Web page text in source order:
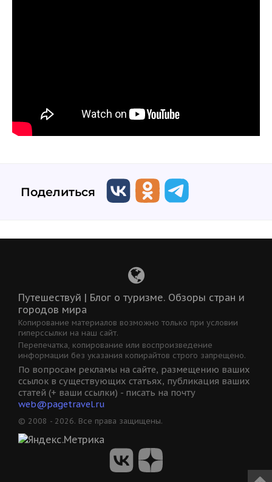
Поделиться
Путешествуй | Блог о туризме. Обзоры стран и
городов мира
Копирование материалов возможно только при условии
гиперссылки на наш сайт.
Перепечатка, копирование или воспроизведение
информации без указания копирайтов строго запрещено.
По вопросам рекламы на сайте, размещению ваших
ссылок в существующих статьях, публикация ваших
статей (+ ваши ссылки) - писать на почту
web@pagetravel.ru
© 2008 - 2026. Все права защищены.